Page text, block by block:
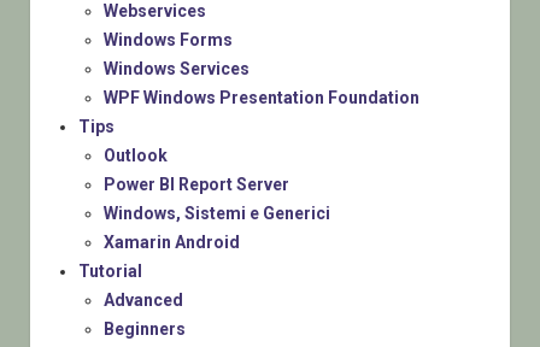
Webservices
Windows Forms
Windows Services
WPF Windows Presentation Foundation
Tips
Outlook
Power BI Report Server
Windows, Sistemi e Generici
Xamarin Android
Tutorial
Advanced
Beginners